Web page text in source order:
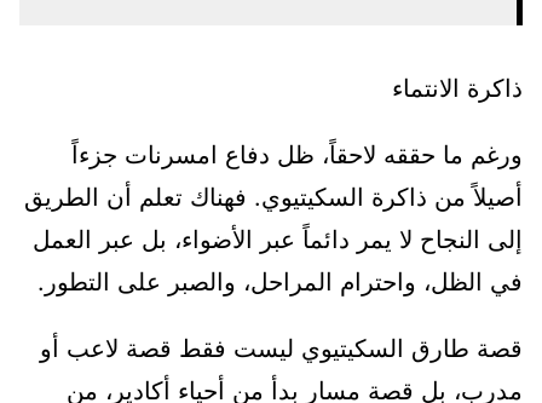
ذاكرة الانتماء
ورغم ما حققه لاحقاً، ظل دفاع امسرنات جزءاً
أصيلاً من ذاكرة السكيتيوي. فهناك تعلم أن الطريق
إلى النجاح لا يمر دائماً عبر الأضواء، بل عبر العمل
في الظل، واحترام المراحل، والصبر على التطور.
قصة طارق السكيتيوي ليست فقط قصة لاعب أو
مدرب، بل قصة مسار بدأ من أحياء أكادير، من